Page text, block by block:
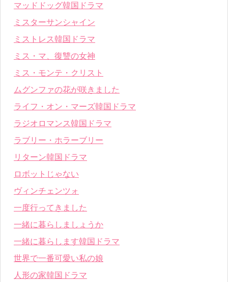
マッドドッグ韓国ドラマ
ミスターサンシャイン
ミストレス韓国ドラマ
ミス・マ、復讐の女神
ミス・モンテ・クリスト
ムグンファの花が咲きました
ライフ・オン・マーズ韓国ドラマ
ラジオロマンス韓国ドラマ
ラブリー・ホラーブリー
リターン韓国ドラマ
ロボットじゃない
ヴィンチェンツォ
一度行ってきました
一緒に暮らしましょうか
一緒に暮らします韓国ドラマ
世界で一番可愛い私の娘
人形の家韓国ドラマ